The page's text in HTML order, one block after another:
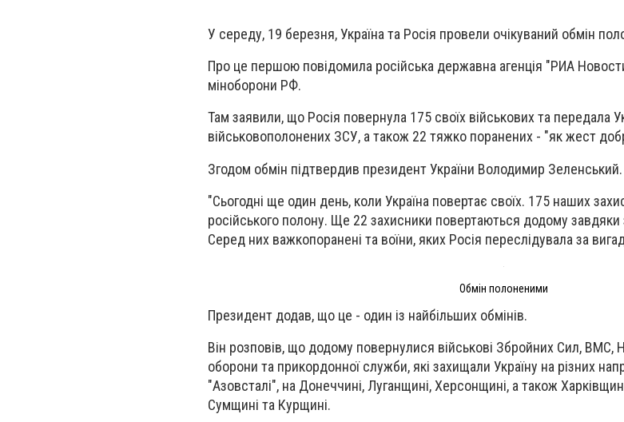
У середу, 19 березня, Україна та Росія провели очікуваний обмін
Про це першою повідомила російська державна агенція "РИА
міноборони РФ.
Там заявили, що Росія повернула 175 своїх військових та передала
військовополонених ЗСУ, а також 22 тяжко поранених - "як жест
Згодом обмін підтвердив президент України Володимир Зеленський.
"Сьогодні ще один день, коли Україна повертає своїх. 175 наших
російського полону. Ще 22 захисники повертаються додому
Серед них важкопоранені та воїни, яких Росія переслідувала за
Обмін полоненими
Президент додав, що це - один із найбільших обмінів.
Він розповів, що додому повернулися військові Збройних Сил, ВМС,
оборони та прикордонної служби, які захищали Україну на різних
"Азовсталі", на Донеччині, Луганщині, Херсонщині, а також
Сумщині та Курщині.